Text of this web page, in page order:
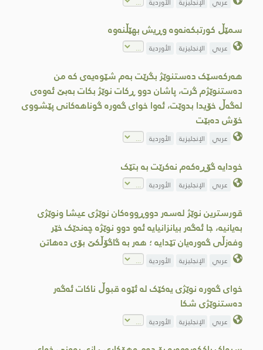
سمێڵ کورتبکەنەوە وڕیش بهێڵنەوە
عربي الإنجليزية الأوردية
هەرکەسێک دەستنوێژ بگرێت بەم شێوەیەی کە من
دەستنوێژم گرت، پاشان دوو ڕکات نوێژ بکات بەبێ ئەوەی
لەگەڵ خۆیدا بدوێت، ئەوا خوای گەورە گوناهەكانی پێشووی
خۆش دەبێت
عربي الإنجليزية الأوردية
خودایە گۆڕەکەم نەکرێت بە بتێک
عربي الإنجليزية الأوردية
قورسترین نوێژ لەسەر دووڕووەکان نوێژی عیشا ونوێژی
بەیانیە، جا ئەگەر بیانزانیایە ئەو دوو نوێژە چەندێک خێر
وفەزڵی گەورەیان تێدایە ؛ ھەر بە گاگۆڵکێ بۆی دەھاتن
عربي الإنجليزية الأوردية
خواى گەورە نوێژی یەکێک لە ئێوە قبوڵ ناکات ئەگەر
دەستنوێژی شکا
عربي الإنجليزية الأوردية